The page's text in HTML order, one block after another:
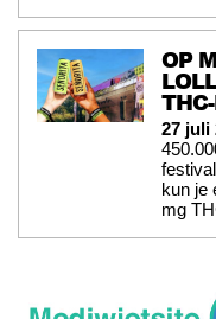
OP
27 juli
kun je
mg